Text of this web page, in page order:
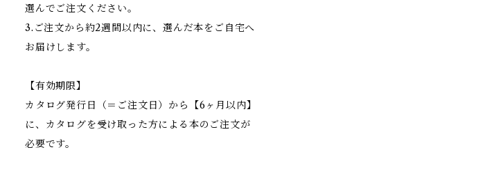
選んでご注文ください。
3.ご注文から約2週間以内に、選んだ本をご自宅へ
お届けします。
【有効期限】
カタログ発行日（＝ご注文日）から【6ヶ月以内】
に、カタログを受け取った方による本のご注文が
必要です。